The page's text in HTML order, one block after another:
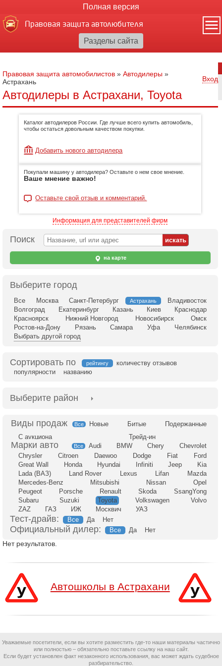
Полная версия
Правовая защита автолюбителя
Правовая защита автомобилистов » Автодилеры »
Астрахань
Вход
Автодилеры в Астрахани, Toyota
Каталог автодилеров России. Где лучше всего купить автомобиль,
чтобы остаться довольным качеством покупки.
Добавить нового автодилера
Покупали машину у автодилера? Оставьте о нем свое мнение.
Ваше мнение важно!
Оставьте свой отзыв и комментарий.
Информация для представителей фирм
Поиск
на карте
Выберите город
Все Москва Санкт-Петербург Астрахань
Владивосток
Волгоград
Екатеринбург Казань Киев
Краснодар
Красноярск
Нижний Новгород Новосибирск
Омск
Ростов-на-Дону
Рязань Самара Уфа
Челябинск
Выбрать другой город
Сортировать по рейтингу
количеству отзывов
популярности
названию
Выберите район
Все Новые Битые
Подержанные
С аукциона
Трейд-ин
Все Audi BMW Chery
Chevrolet
Chrysler
Citroen Daewoo Dodge Fiat
Ford
Great Wall
Honda Hyundai Infiniti Jeep
Kia
Lada (ВАЗ)
Land Rover Lexus Lifan
Mazda
Mercedes-Benz
Mitsubishi Nissan
Opel
Peugeot
Porsche Renault Skoda
SsangYong
Subaru
Suzuki Toyota Volkswagen
Volvo
ZAZ
ГАЗ ИЖ Москвич УАЗ
Тест-драйв: Все Да Нет
Официальный дилер: Все Да Нет
Нет результатов.
Автошколы в Астрахани
Уважаемые посетители, если вы хотите разместить где-то наши материалы частично
или полностью – обязательно поставьте ссылку на наш сайт.
Если будет установлен факт незаконного использования, вас может ждать судебное
разбирательство.